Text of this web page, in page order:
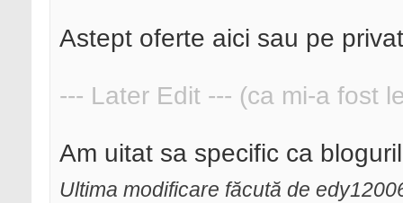
Astept oferte aici sau pe
--- Later Edit --- (ca mi-a fost
Am uitat sa specific ca
Ultima modificare făcută de